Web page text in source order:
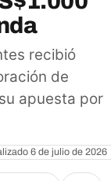
recibió
de
apuesta por
6 de julio de 2026